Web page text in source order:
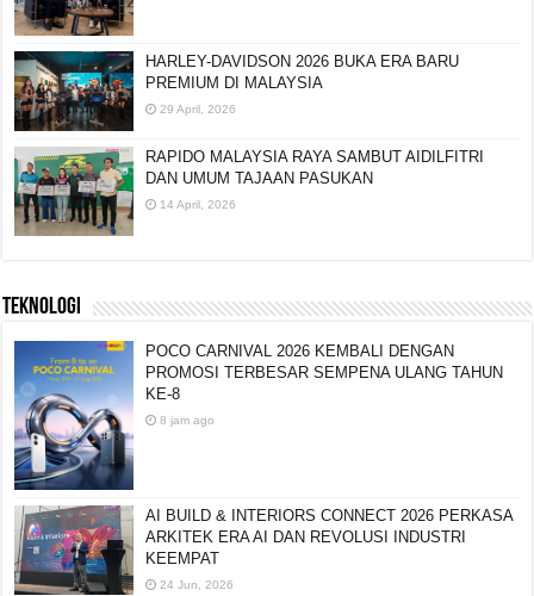
HARLEY-DAVIDSON 2026 BUKA ERA BARU
PREMIUM DI MALAYSIA
29 April, 2026
RAPIDO MALAYSIA RAYA SAMBUT AIDILFITRI
DAN UMUM TAJAAN PASUKAN
14 April, 2026
TEKNOLOGI
POCO CARNIVAL 2026 KEMBALI DENGAN
PROMOSI TERBESAR SEMPENA ULANG TAHUN
KE-8
8 jam ago
AI BUILD & INTERIORS CONNECT 2026 PERKASA
ARKITEK ERA AI DAN REVOLUSI INDUSTRI
KEEMPAT
24 Jun, 2026